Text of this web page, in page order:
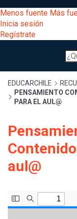
al
contenido
principal
Menú
entrar
a
mi
Menos fuente Más
Inicia sesión
Regístrate
Buscar
Menú
Desarrollo
Expand
Gestión
curricular
Comunidad
Expand
Exploración
Expand
sesión
Regístrate
de
ayuda
a
EDUCARCHILE
PENSAMIENTO
PARA EL AUL@
aul@